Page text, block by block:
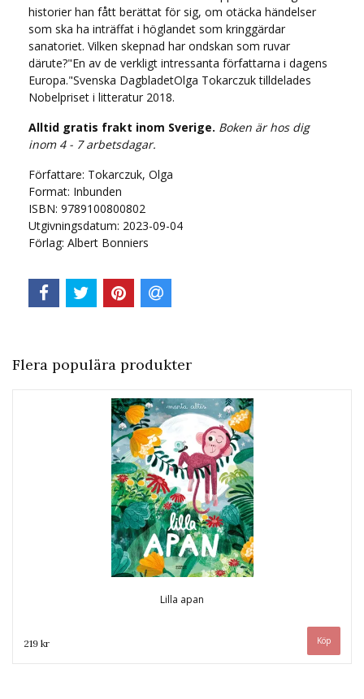
historier han fått berättat för sig, om otäcka händelser
som ska ha inträffat i höglandet som kringgärdar
sanatoriet. Vilken skepnad har ondskan som ruvar
därute?"En av de verkligt intressanta författarna i dagens
Europa."Svenska DagbladetOlga Tokarczuk tilldelades
Nobelpriset i litteratur 2018.
Alltid gratis frakt inom Sverige. Boken är hos dig
inom 4 - 7 arbetsdagar.
Författare: Tokarczuk, Olga
Format: Inbunden
ISBN: 9789100800802
Utgivningsdatum: 2023-09-04
Förlag: Albert Bonniers
Flera populära produkter
Lilla apan
219 kr